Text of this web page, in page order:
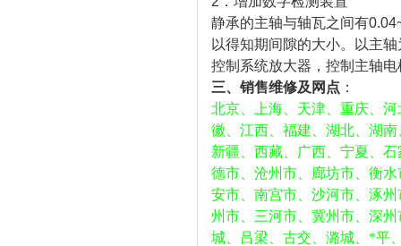
静承的主轴与轴瓦之间有
以得知期间隙的大小。以主
控制系统放大器，控制主轴
三、销售维修及网点 ：
北京、上海、天津、重庆、
徽、江西、福建、湖北、湖
新疆、西藏、广西、宁夏、
德市、沧州市、廊坊市、衡
安市、南宫市、沙河市、涿
州市、三河市、冀州市、深
城、吕梁、古交、潞城、*平